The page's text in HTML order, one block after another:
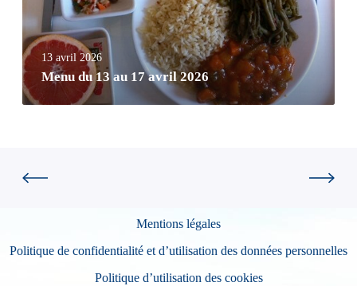
13 avril 2026
Menu du 13 au 17 avril 2026
Mentions légales
Politique de confidentialité et d’utilisation des données personnelles
Politique d’utilisation des cookies